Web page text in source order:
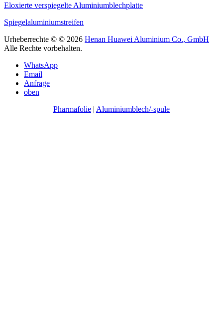
Eloxierte verspiegelte Aluminiumblechplatte
Spiegelaluminiumstreifen
Urheberrechte © © 2026 Henan Huawei Aluminium Co., GmbH
Alle Rechte vorbehalten.
WhatsApp
Email
Anfrage
oben
Pharmafolie | Aluminiumblech/-spule